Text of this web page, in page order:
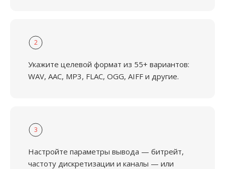
2
Укажите целевой формат из 55+ вариантов:
WAV, AAC, MP3, FLAC, OGG, AIFF и другие.
3
Настройте параметры вывода — битрейт,
частоту дискретизации и каналы — или